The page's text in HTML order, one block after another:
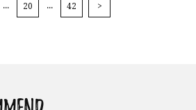
... 20 ... 42 >